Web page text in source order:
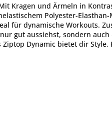
Kragen und Ärmeln in
Polyester-
für dynamische Workouts.
gut aussiehst, sondern
Dynamic bietet dir